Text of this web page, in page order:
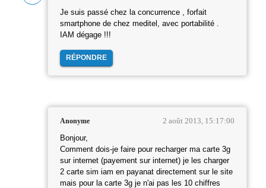
Je suis passé chez la concurrence , forfait
smartphone de chez meditel, avec portabilité .
IAM dégage !!!
RÉPONDRE
Anonyme 2 août 2013, 15:17:00
Bonjour,
Comment dois-je faire pour recharger ma carte 3g
sur internet (payement sur internet) je les charger
2 carte sim iam en payanat directement sur le site
mais pour la carte 3g je n'ai pas les 10 chiffres